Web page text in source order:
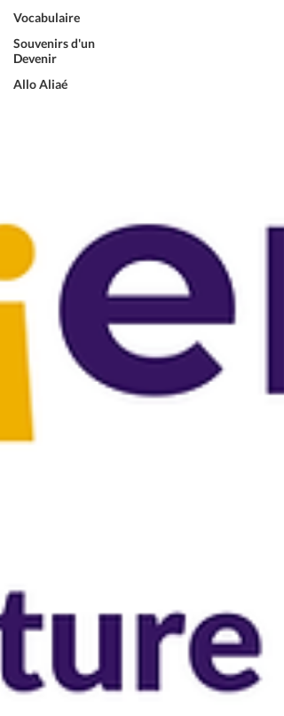
Vocabulaire
Souvenirs d'un
Devenir
Allo Aliaé